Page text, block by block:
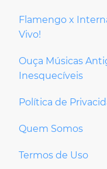
Flamengo x
Vivo!
Ouça Músicas
Inesquecíveis
Política de
Quem Somos
Termos de Uso